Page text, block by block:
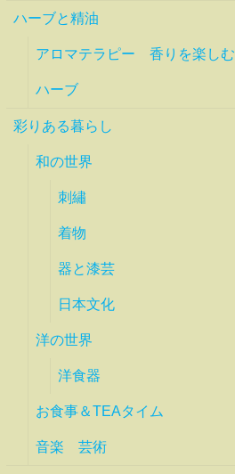
ハーブと精油
アロマテラピー 香りを楽しむ
ハーブ
彩りある暮らし
和の世界
刺繡
着物
器と漆芸
日本文化
洋の世界
洋食器
お食事＆TEAタイム
音楽 芸術